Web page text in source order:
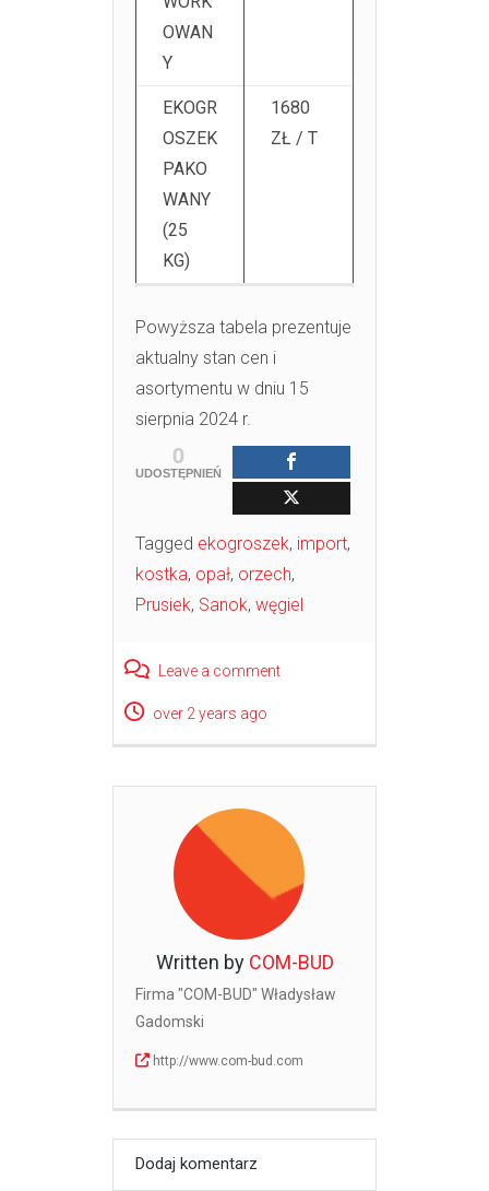
OWAN
Y
EKOGR
OSZEK
PAKO
WANY
(25
KG)
1680
ZŁ / T
Powyższa tabela prezentuje
aktualny stan cen i
asortymentu w dniu 15
sierpnia 2024 r.
0
UDOSTĘPNIEŃ
Tagged ekogroszek, import,
kostka, opał, orzech,
Prusiek, Sanok, węgiel
Leave a comment
over 2 years ago
Written by COM-BUD
Firma "COM-BUD" Władysław
Gadomski
http://www.com-bud.com
Dodaj komentarz